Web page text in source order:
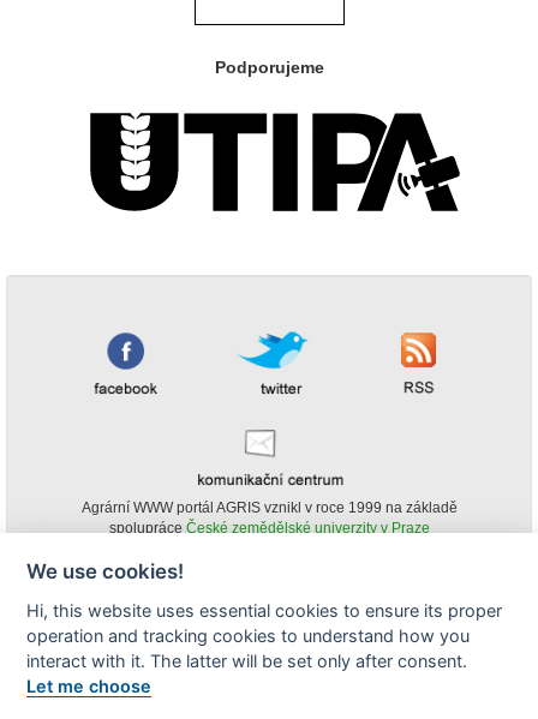
Podporujeme
Agrární WWW portál AGRIS vznikl v roce 1999 na základě
spolupráce České zemědělské univerzity v Praze
obsahu agrárního WWW portálu AGRIS je možné
(pokud není uvedeno jinak) pouze za podmínky uvedení zdroje v podobě
www.agris.cz a data publikace v AGRISu.
We use cookies!
Hi, this website uses essential cookies to ensure its proper
operation and tracking cookies to understand how you
interact with it. The latter will be set only after consent.
Let me choose